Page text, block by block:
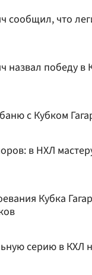
сообщил, что
победу в
с Кубком
в НХЛ
Кубка
серию в КХЛ